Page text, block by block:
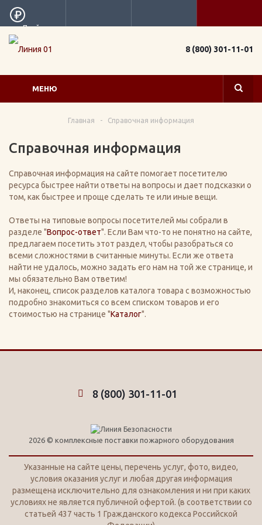
Прайс
8 (800) 301-11-01
МЕНЮ
Главная - Справочная информация
Справочная информация
Справочная информация на сайте помогает посетителю
ресурса быстрее найти ответы на вопросы и дает подсказки о
том, как быстрее и проще сделать те или иные вещи.
Ответы на типовые вопросы посетителей мы собрали в
разделе "Вопрос-ответ". Если Вам что-то не понятно на сайте,
предлагаем посетить этот раздел, чтобы разобраться со
всеми сложностями в считанные минуты. Если же ответа
найти не удалось, можно задать его нам на той же странице, и
мы обязательно Вам ответим!
И, наконец, список разделов каталога товара с возможностью
подробно знакомиться со всем списком товаров и его
стоимостью на странице "Каталог".
8 (800) 301-11-01
2026 © комплексные поставки пожарного оборудования
Указанные на сайте цены, перечень услуг, фото, видео,
условия оказания услуг и любая другая информация
размещена исключительно для ознакомления и ни при каких
условиях не является публичной офертой. (в соответствии со
статьей 437 часть 1 Гражданского кодекса Российской